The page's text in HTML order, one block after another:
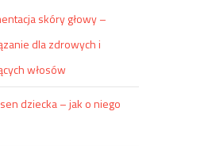
skóry głowy –
dla zdrowych i
włosów
dziecka – jak o niego